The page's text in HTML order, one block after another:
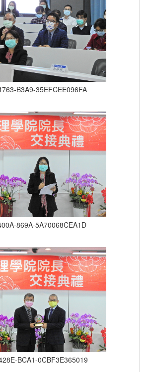
B3A9-35EFCEE096FA
869A-5A70068CEA1D
BCA1-0CBF3E365019